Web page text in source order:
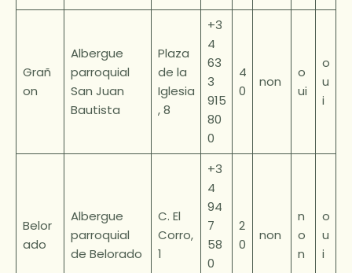
Grañ
on
Albergue
parroquial
San Juan
Bautista
Plaza
de la
Iglesia
, 8
+3
4
63
3
915
80
0
4
0
non
o
ui
o
u
i
Belor
ado
Albergue
parroquial
de Belorado
C. El
Corro,
1
+3
4
94
7
58
0
2
0
non
n
o
n
o
u
i